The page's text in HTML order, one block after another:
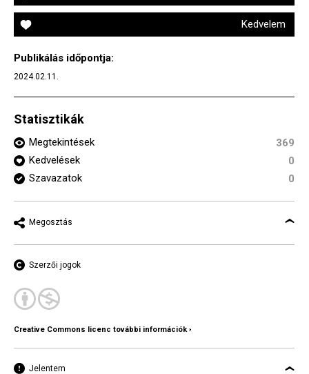
Kedvelem
Publikálás időpontja:
2024.02.11.
Statisztikák
Megtekintések
369
Kedvelések
0
Szavazatok
0
Megosztás
Szerzői jogok
Creative Commons licenc további információk ›
Jelentem